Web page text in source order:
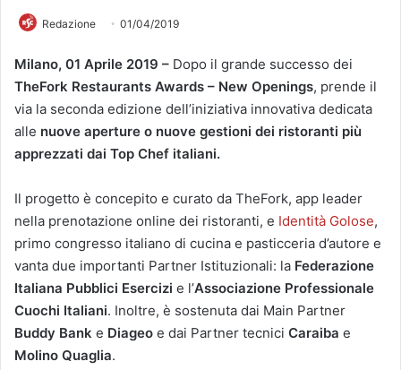
Redazione 01/04/2019
Milano, 01 Aprile 2019 – Dopo il grande successo dei
TheFork Restaurants Awards – New Openings, prende il
via la seconda edizione dell’iniziativa innovativa dedicata
alle nuove aperture o nuove gestioni dei ristoranti più
apprezzati dai Top Chef italiani.
Il progetto è concepito e curato da TheFork, app leader
nella prenotazione online dei ristoranti, e Identità Golose,
primo congresso italiano di cucina e pasticceria d’autore e
vanta due importanti Partner Istituzionali: la Federazione
Italiana Pubblici Esercizi e l’Associazione Professionale
Cuochi Italiani. Inoltre, è sostenuta dai Main Partner
Buddy Bank e Diageo e dai Partner tecnici Caraiba e
Molino Quaglia.